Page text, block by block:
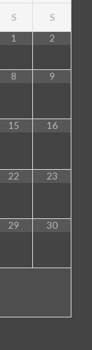
S
S
1
2
8 9
15 16
22 23
29 30